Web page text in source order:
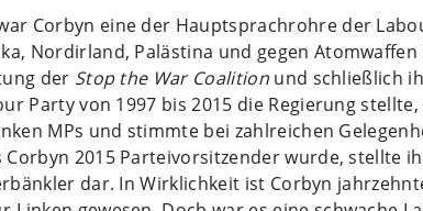
Corbyn eine der Hauptsprachrohre der
Nordirland, Palästina und gegen Atomwaffen
der Stop the War Coalitionund schließlich
Party von 1997 bis 2015 die Regierung
MPs und stimmte bei zahlreichen
Corbyn 2015 Parteivorsitzender wurde, stellte
dar. In Wirklichkeit ist Corbyn